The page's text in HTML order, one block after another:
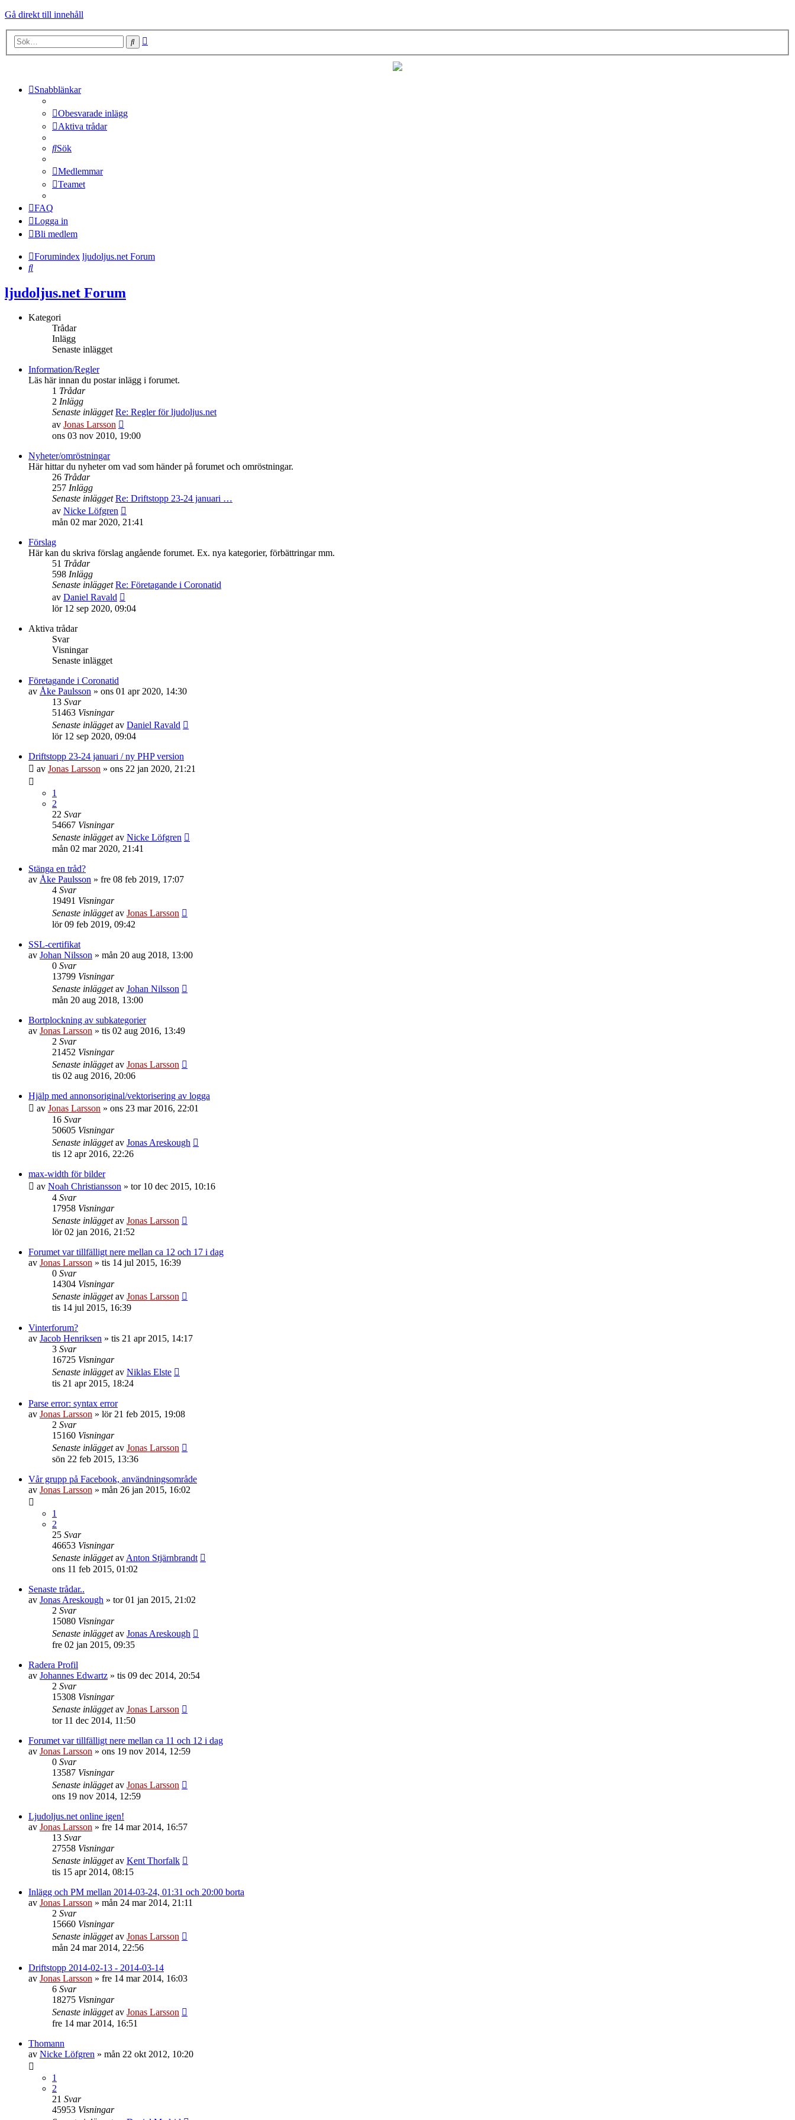
Gå direkt till innehåll
Sök
Snabblänkar
Obesvarade inlägg
Aktiva trådar
Sök
Medlemmar
Teamet
FAQ
Logga in
Bli medlem
Forumindex ljudoljus.net Forum
Sök
ljudoljus.net Forum
Kategori
Trådar
Inlägg
Senaste inlägget
Information/Regler
Läs här innan du postar inlägg i forumet.
1 Trådar
2 Inlägg
Senaste inlägget Re: Regler för ljudoljus.net
av Jonas Larsson
till
inlägget
ons 03 nov 2010, 19:00
Nyheter/omröstningar
Här hittar du nyheter om vad som händer på forumet och omröstningar.
26 Trådar
257 Inlägg
Senaste inlägget Re: Driftstopp 23-24 januari …
av Nicke Löfgren
till
inlägget
mån 02 mar 2020, 21:41
Förslag
Här kan du skriva förslag angående forumet. Ex. nya kategorier, förbättringar mm.
51 Trådar
598 Inlägg
Senaste inlägget Re: Företagande i Coronatid
av Daniel Ravald
till
lör 12 sep 2020, 09:04
Aktiva trådar
Svar
Visningar
Senaste inlägget
Företagande i Coronatid
av Åke Paulsson » ons 01 apr 2020, 14:30
13 Svar
51463 Visningar
Senaste inläggetav Daniel Ravald
lör 12 sep 2020, 09:04
Driftstopp 23-24 januari / ny PHP version
av Jonas Larsson » ons 22 jan 2020, 21:21
1
2
22 Svar
54667 Visningar
Senaste inläggetav Nicke Löfgren
mån 02 mar 2020, 21:41
Stänga en tråd?
av Åke Paulsson » fre 08 feb 2019, 17:07
4 Svar
19491 Visningar
Senaste inläggetav Jonas Larsson
lör 09 feb 2019, 09:42
SSL-certifikat
av Johan Nilsson » mån 20 aug 2018, 13:00
0 Svar
13799 Visningar
Senaste inläggetav Johan Nilsson
mån 20 aug 2018, 13:00
Bortplockning av subkategorier
av Jonas Larsson » tis 02 aug 2016, 13:49
2 Svar
21452 Visningar
Senaste inläggetav Jonas Larsson
tis 02 aug 2016, 20:06
Hjälp med annonsoriginal/vektorisering av logga
av Jonas Larsson » ons 23 mar 2016, 22:01
16 Svar
50605 Visningar
Senaste inläggetav Jonas Areskough
tis 12 apr 2016, 22:26
max-width för bilder
av Noah Christiansson » tor 10 dec 2015, 10:16
4 Svar
17958 Visningar
Senaste inläggetav Jonas Larsson
lör 02 jan 2016, 21:52
Forumet var tillfälligt nere mellan ca 12 och 17 i dag
av Jonas Larsson » tis 14 jul 2015, 16:39
0 Svar
14304 Visningar
Senaste inläggetav Jonas Larsson
tis 14 jul 2015, 16:39
Vinterforum?
av Jacob Henriksen » tis 21 apr 2015, 14:17
3 Svar
16725 Visningar
Senaste inläggetav Niklas Elste
tis 21 apr 2015, 18:24
Parse error: syntax error
av Jonas Larsson » lör 21 feb 2015, 19:08
2 Svar
15160 Visningar
Senaste inläggetav Jonas Larsson
sön 22 feb 2015, 13:36
Vår grupp på Facebook, användningsområde
av Jonas Larsson » mån 26 jan 2015, 16:02
1
2
25 Svar
46653 Visningar
Senaste inläggetavAnton Stjärnbrandt
ons 11 feb 2015, 01:02
Senaste trådar..
av Jonas Areskough » tor 01 jan 2015, 21:02
2 Svar
15080 Visningar
Senaste inläggetav Jonas Areskough
fre 02 jan 2015, 09:35
Radera Profil
av Johannes Edwartz » tis 09 dec 2014, 20:54
2 Svar
15308 Visningar
Senaste inläggetav Jonas Larsson
tor 11 dec 2014, 11:50
Forumet var tillfälligt nere mellan ca 11 och 12 i dag
av Jonas Larsson » ons 19 nov 2014, 12:59
0 Svar
13587 Visningar
Senaste inläggetav Jonas Larsson
ons 19 nov 2014, 12:59
Ljudoljus.net online igen!
av Jonas Larsson » fre 14 mar 2014, 16:57
13 Svar
27558 Visningar
Senaste inläggetav Kent Thorfalk
tis 15 apr 2014, 08:15
Inlägg och PM mellan 2014-03-24, 01:31 och 20:00 borta
av Jonas Larsson » mån 24 mar 2014, 21:11
2 Svar
15660 Visningar
Senaste inläggetav Jonas Larsson
mån 24 mar 2014, 22:56
Driftstopp 2014-02-13 - 2014-03-14
av Jonas Larsson » fre 14 mar 2014, 16:03
6 Svar
18275 Visningar
Senaste inläggetav Jonas Larsson
fre 14 mar 2014, 16:51
Thomann
av Nicke Löfgren » mån 22 okt 2012, 10:20
1
2
21 Svar
45953 Visningar